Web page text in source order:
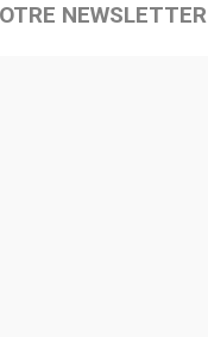
NEWSLETTER